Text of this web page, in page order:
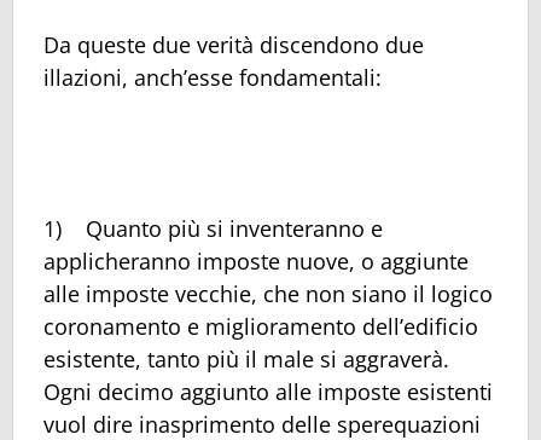
Da queste due verità discendono due
illazioni, anch’esse fondamentali:
1) Quanto più si inventeranno e
applicheranno imposte nuove, o aggiunte
alle imposte vecchie, che non siano il logico
coronamento e miglioramento dell’edificio
esistente, tanto più il male si aggraverà.
Ogni decimo aggiunto alle imposte esistenti
vuol dire inasprimento delle sperequazioni